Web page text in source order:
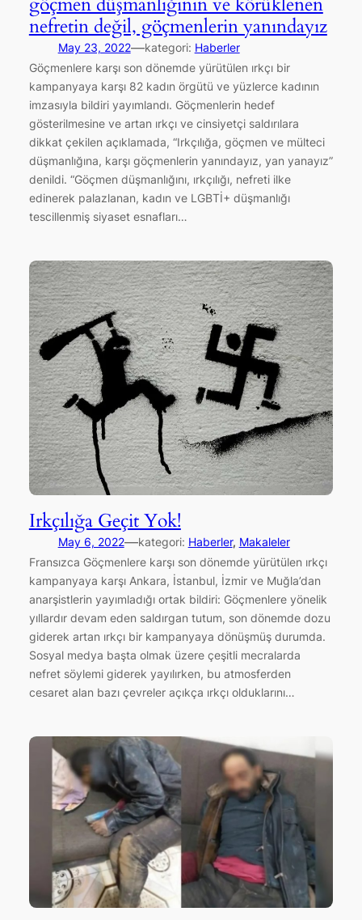
nefretin değil, göçmenlerin yanındayız
May 23, 2022—kategori: Haberler
Göçmenlere karşı son dönemde yürütülen ırkçı bir
kampanyaya karşı 82 kadın örgütü ve yüzlerce kadının
imzasıyla bildiri yayımlandı. Göçmenlerin hedef
gösterilmesine ve artan ırkçı ve cinsiyetçi saldırılara
dikkat çekilen açıklamada, “Irkçılığa, göçmen ve mülteci
düşmanlığına, karşı göçmenlerin yanındayız, yan yanayız”
denildi. “Göçmen düşmanlığını, ırkçılığı, nefreti ilke
edinerek palazlanan, kadın ve LGBTİ+ düşmanlığı
tescillenmiş siyaset esnafları…
Irkçılığa Geçit Yok!
May 6, 2022—kategori: Haberler, Makaleler
Fransızca Göçmenlere karşı son dönemde yürütülen ırkçı
kampanyaya karşı Ankara, İstanbul, İzmir ve Muğla’dan
anarşistlerin yayımladığı ortak bildiri: Göçmenlere yönelik
yıllardır devam eden saldırgan tutum, son dönemde dozu
giderek artan ırkçı bir kampanyaya dönüşmüş durumda.
Sosyal medya başta olmak üzere çeşitli mecralarda
nefret söylemi giderek yayılırken, bu atmosferden
cesaret alan bazı çevreler açıkça ırkçı olduklarını…